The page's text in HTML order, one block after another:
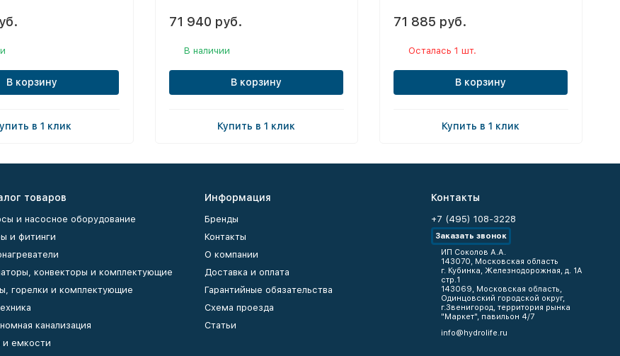
В корзину
в 1 клик
71 940 руб.
В наличии
В корзину
Купить в 1 клик
71 885 руб.
Осталась 1 шт.
В корзину
Купить в 1 клик
товаров
и насосное оборудование
и фитинги
конвекторы и комплектующие
горелки и комплектующие
канализация
и емкости
Информация
Бренды
Контакты
О компании
Доставка и оплата
Гарантийные обязательства
Схема проезда
Статьи
Контакты
+7 (495) 108-3228
Заказать звонок
ИП Соколов А.А.
143070, Московская область
г. Кубинка, Железнодорожная, д. 1А
стр.1
143069, Московская область,
Одинцовский городской округ,
г.Звенигород, территория рынка
"Маркет", павильон 4/7
info@hydrolife.ru